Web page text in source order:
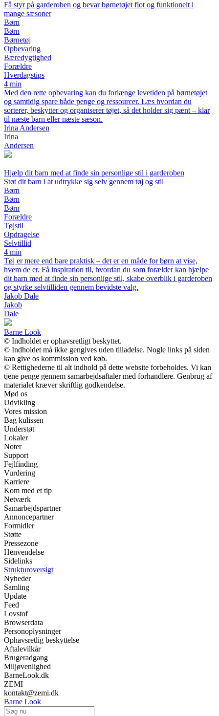
Få styr på garderoben og bevar børnetøjet flot og funktionelt i
mange sæsoner
Børn
Børn
Børnetøj
Opbevaring
Bæredygtighed
Forældre
Hverdagstips
4 min
Med den rette opbevaring kan du forlænge levetiden på børnetøjet
og samtidig spare både penge og ressourcer. Læs hvordan du
sorterer, beskytter og organiserer tøjet, så det holder sig pænt – klar
til næste barn eller næste sæson.
Irina Andersen
Irina
Andersen
Hjælp dit barn med at finde sin personlige stil i garderoben
Støt dit barn i at udtrykke sig selv gennem tøj og stil
Børn
Børn
Børn
Forældre
Tøjstil
Opdragelse
Selvtillid
4 min
Tøj er mere end bare praktisk – det er en måde for børn at vise,
hvem de er. Få inspiration til, hvordan du som forælder kan hjælpe
dit barn med at finde sin personlige stil, skabe overblik i garderoben
og styrke selvtilliden gennem bevidste valg.
Jakob Dale
Jakob
Dale
Barne Look
© Indholdet er ophavsretligt beskyttet.
© Indholdet må ikke gengives uden tilladelse. Nogle links på siden
kan give os kommission ved køb.
© Rettighederne til alt indhold på dette website forbeholdes. Vi kan
tjene penge gennem samarbejdsaftaler med forhandlere. Genbrug af
materialet kræver skriftlig godkendelse.
Mød os
Udvikling
Vores mission
Bag kulissen
Understøt
Lokaler
Noter
Support
Fejlfinding
Vurdering
Karriere
Kom med et tip
Netværk
Samarbejdspartner
Annoncepartner
Formidler
Støtte
Pressezone
Henvendelse
Sidelinks
Strukturoversigt
Nyheder
Samling
Update
Feed
Lovstof
Browserdata
Personoplysninger
Ophavsretlig beskyttelse
Aftalevilkår
Brugeradgang
Miljøvenlighed
BarneLook.dk
ZEMI
kontakt@zemi.dk
Barne Look